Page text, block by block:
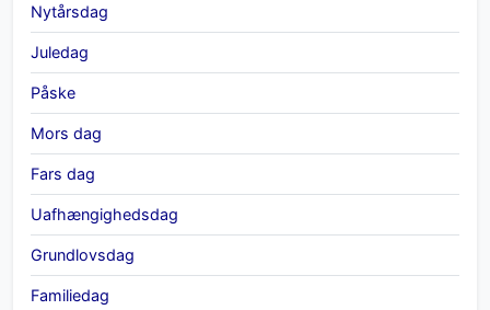
Nytårsdag
Juledag
Påske
Mors dag
Fars dag
Uafhængighedsdag
Grundlovsdag
Familiedag